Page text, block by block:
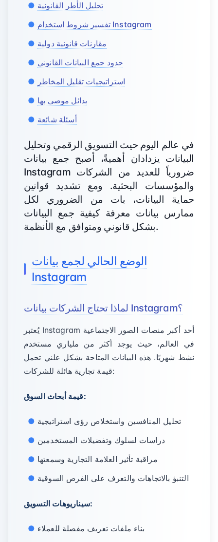
تحليل الأطر القانونية
تفسير شروط استخدام Instagram
مقارنات قانونية دولية
حدود جمع البيانات القانوني
استراتيجيات تقليل المخاطر
بدائل موصى بها
أسئلة شائعة
في عالم اليوم حيث التسويق الرقمي وتحليل
البيانات يزدادان أهميةً، أصبح جمع بيانات
Instagram ضرورياً للعديد من الشركات
والمؤسسات البحثية. ومع تشديد قوانين
حماية البيانات، بات من الضروري لكل
ممارس بيانات معرفة كيفية جمع البيانات
بشكل قانوني ومتوافق مع الأنظمة.
الوضع الحالي لجمع بيانات
Instagram
لماذا تحتاج الشركات بيانات Instagram؟
يُعتبر Instagram أحد أكبر منصات الصور الاجتماعية
في العالم، حيث يوجد أكثر من ملياري مستخدم
نشط شهريًا. هذه البيانات المتاحة بشكل علني تحمل
قيمة تجارية هائلة للشركات:
قيمة أبحاث السوق:
تحليل المنافسين واستخلاص رؤى استراتيجية
دراسات لسلوك وتفضيلات المستخدمين
مراقبة تأثير العلامة التجارية وسمعتها
التنبؤ بالاتجاهات والتعرف على الفرص السوقية
سيناريوهات التسويق:
بناء ملفات تعريف مفصلة للعملاء